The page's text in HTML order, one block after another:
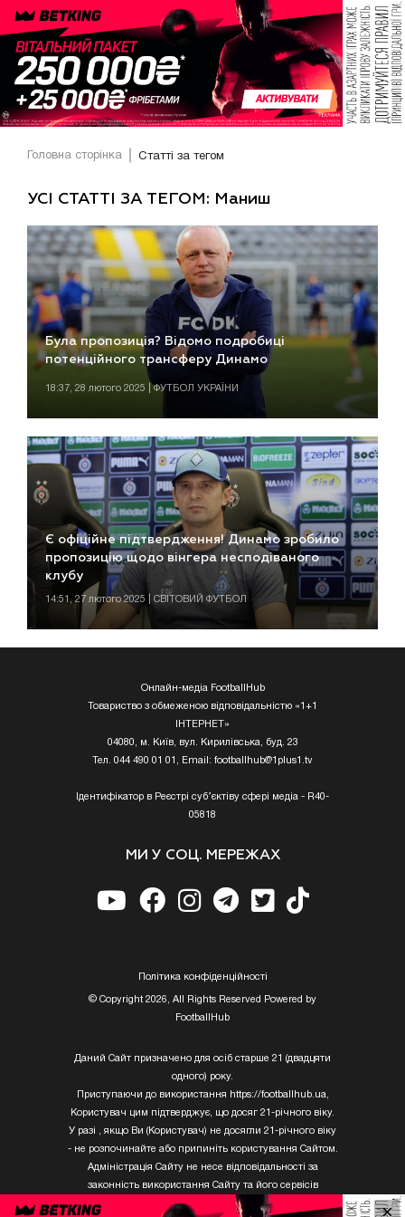
Головна сторінка Статті за тегом
УСІ СТАТТІ ЗА ТЕГОМ: Маниш
Була пропозиція? Відомо подробиці
потенційного трансферу Динамо
18:37, 28 лютого 2025 | ФУТБОЛ УКРАЇНИ
Є офіційне підтвердження! Динамо зробило
пропозицію щодо вінгера несподіваного
клубу
14:51, 27 лютого 2025 | СВІТОВИЙ ФУТБОЛ
Онлайн-медіа FootballHub
Товариство з обмеженою відповідальністю «1+1
ІНТЕРНЕТ»
04080, м. Київ, вул. Кирилівська, буд. 23
Тел. 044 490 01 01, Email: footballhub@1plus1.tv
Ідентифікатор в Реєстрі суб’єктіву сфері медіа - R40-
05818
МИ У СОЦ. МЕРЕЖАХ
Полiтика конфiденцiйностi
© Copyright 2026, All Rights Reserved Powered by
FootballHub
Даний Сайт призначено для осіб старше 21 (двадцяти
одного) року.
Приступаючи до використання https://footballhub.ua,
Користувач цим підтверджує, що досяг 21-річного віку.
У разі , якщо Ви (Користувач) не досягли 21-річного віку
- не розпочинайте або припиніть користування Сайтом.
Адміністрація Сайту не несе відповідальності за
законність використання Сайту та його сервісів
Користувачем, який не досяг 21-річного віку.
×